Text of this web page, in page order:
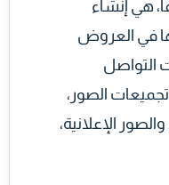
هي إنشاء
في العروض
التواصل
الصور،
والصور الإعلانية،